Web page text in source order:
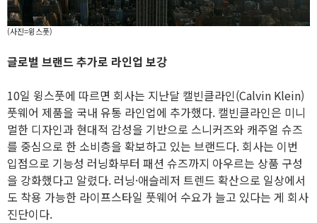
(사진=윙스풋)
글로벌 브랜드 추가로 라인업 보강
10일 윙스풋에 따르면 회사는 지난달 캘빈클라인(Calvin Klein)
풋웨어 제품을 국내 유통 라인업에 추가했다. 캘빈클라인은 미니
멀한 디자인과 현대적 감성을 기반으로 스니커즈와 캐주얼 슈즈
를 중심으로 한 소비층을 확보하고 있는 브랜드다. 회사는 이번
입점으로 기능성 러닝화부터 패션 슈즈까지 아우르는 상품 구성
을 강화했다고 알렸다. 러닝·애슬레저 트렌드 확산으로 일상에서
도 착용 가능한 라이프스타일 풋웨어 수요가 늘고 있다는 게 회사
진단이다.